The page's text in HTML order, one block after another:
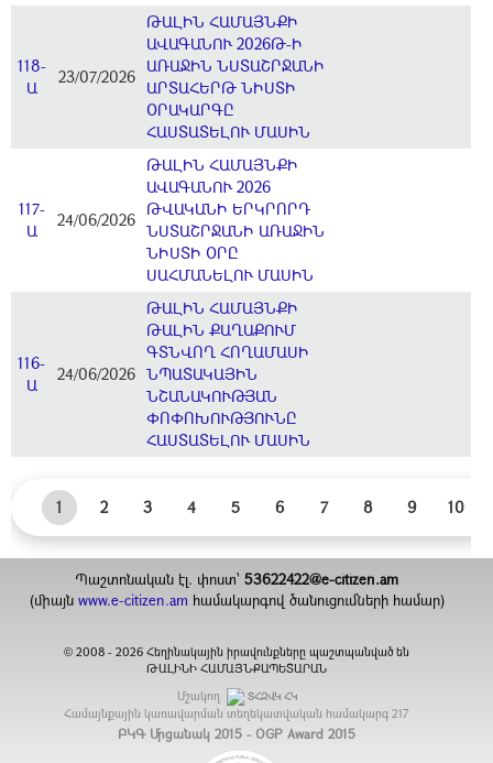
118-
Ա
23/07/2026
ԹԱԼԻՆ ՀԱՄԱՅՆՔԻ
ԱՎԱԳԱՆՈՒ 2026Թ-Ի
ԱՌԱՋԻՆ ՆՍՏԱՇՐՋԱՆԻ
ԱՐՏԱՀԵՐԹ ՆԻՍՏԻ
ՕՐԱԿԱՐԳԸ
ՀԱՍՏԱՏԵԼՈՒ ՄԱՍԻՆ
117-
Ա
24/06/2026
ԹԱԼԻՆ ՀԱՄԱՅՆՔԻ
ԱՎԱԳԱՆՈՒ 2026
ԹՎԱԿԱՆԻ ԵՐԿՐՈՐԴ
ՆՍՏԱՇՐՋԱՆԻ ԱՌԱՋԻՆ
ՆԻՍՏԻ ՕՐԸ
ՍԱՀՄԱՆԵԼՈՒ ՄԱՍԻՆ
116-
Ա
24/06/2026
ԹԱԼԻՆ ՀԱՄԱՅՆՔԻ
ԹԱԼԻՆ ՔԱՂԱՔՈՒՄ
ԳՏՆՎՈՂ ՀՈՂԱՄԱՍԻ
ՆՊԱՏԱԿԱՅԻՆ
ՆՇԱՆԱԿՈՒԹՅԱՆ
ՓՈՓՈԽՈՒԹՅՈՒՆԸ
ՀԱՍՏԱՏԵԼՈՒ ՄԱՍԻՆ
1 2 3 4 5 6 7 8 9 10
Պաշտոնական էլ. փոստ`53622422@e-citizen.am
(միայն www.e-citizen.am համակարգով ծանուցումների համար)
© 2008 -2026 Հեղինակային իրավունքները պաշտպանված են
ԹԱԼԻՆԻ ՀԱՄԱՅՆՔԱՊԵՏԱՐԱՆ
Մշակող
ՏՀԶՎԿ ՀԿ
Համայնքային կառավարման տեղեկատվական համակարգ 217
ԲԿԳ Մրցանակ 2015 - OGP Award 2015